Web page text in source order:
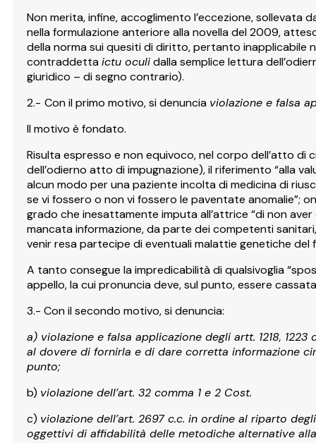
Non merita, infine, accoglimento l’eccezione, sollevata
nella formulazione anteriore alla novella del 2009,
della norma sui quesiti di diritto, pertanto inapplicabile
contraddettaictu oculidalla semplice lettura
giuridico – di segno contrario).
2.- Con il primo motivo, si denuncia violazione e falsa
Il motivo è fondato.
Risulta espresso e non equivoco, nel corpo dell’atto
dell’odierno atto di impugnazione), il riferimento “alla
alcun modo per una paziente incolta di medicina di
se vi fossero o non vi fossero le paventate anomalie”;
grado che inesattamente imputa all’attrice “di non
mancata informazione, da parte dei competenti
venir resa partecipe di eventuali malattie genetiche
A tanto consegue la impredicabilità di qualsivoglia
appello, la cui pronuncia deve, sul punto, essere
3.- Con il secondo motivo, si denuncia:
a) violazione e falsa applicazione degli artt. 1218,
al dovere di fornirla e di dare corretta informazione
punto;
b) violazione dell’art. 32 comma 1 e 2 Cost.
c) violazione dell’art. 2697 c.c. in ordine al riparto
oggettivi di affidabilità delle metodiche alternative